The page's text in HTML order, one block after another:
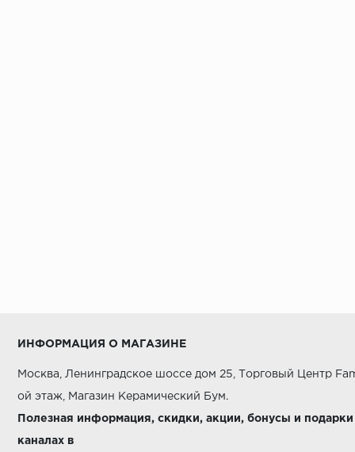
ИНФОРМАЦИЯ О МАГАЗИНЕ
Москва, Ленинградское шоссе дом 25, Торговый Центр
ой этаж, Магазин Керамический Бум.
Полезная информация, скидки, акции, бонусы и
каналах в